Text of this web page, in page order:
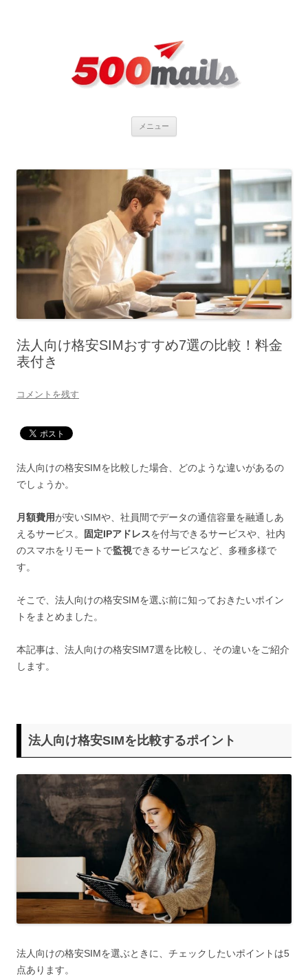
メニュー
ッ
プ
法人向け格安SIMおすすめ7選の比較！料金
表付き
コメントを残す
法人向けの格安SIMを比較した場合、どのような違いがあるの
でしょうか。
月額費用が安いSIMや、社員間でデータの通信容量を融通しあ
えるサービス。
固定IPアドレスを付与できるサービスや、社内
のスマホをリモートで監視できるサービスなど、多種多様で
す。
そこで、法人向けの格安SIMを選ぶ前に知っておきたいポイン
トをまとめました。
本記事は、法人向けの格安SIM7選を比較し、その違いをご紹介
します。
法人向け格安SIMを比較するポイント
法人向けの格安SIMを選ぶときに、チェックしたいポイントは5
点あります。